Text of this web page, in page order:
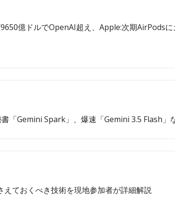
億ドルでOpenAI超え、Apple:次期AirPods
「Gemini Spark」、爆速「Gemini 3.5 Flash」
ておくべき技術を現地参加者が詳細解説